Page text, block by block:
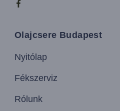
Olajcsere Budapest
Nyitólap
Fékszerviz
Rólunk